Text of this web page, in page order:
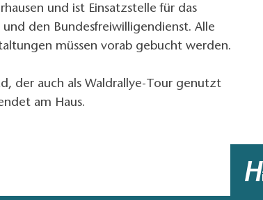
und ist Einsatzstelle für das
und den Bundesfreiwilligendienst. Alle
müssen vorab gebucht werden.
der auch als Waldrallye-Tour genutzt
am Haus.
H